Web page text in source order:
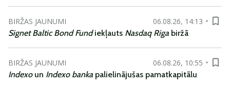
BIRŽAS JAUNUMI
06.08.26, 14:13
Signet Baltic Bond Fundiekļauts Nasdaq Riga biržā
BIRŽAS JAUNUMI
06.08.26, 10:55
Indexoun Indexo banka palielinājušas pamatkapitālu